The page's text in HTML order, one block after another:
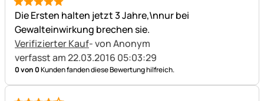
5 von 5
Die Ersten halten jetzt 3 Jahre,\nnur bei
Gewalteinwirkung brechen sie.
Verifizierter Kauf- von Anonym
verfasst am 22.03.2016 05:03:29
0 von 0Kunden fanden diese Bewertung hilfreich.